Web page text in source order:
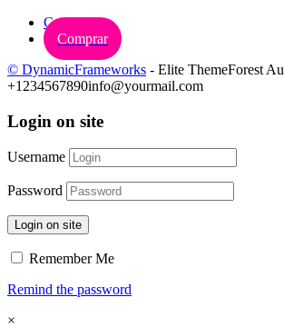
Carrinho
Comprar
© DynamicFrameworks - Elite ThemeForest
+1234567890info@yourmail.com
Login on site
Username
Password
Login on site
Remember Me
Remind the password
×